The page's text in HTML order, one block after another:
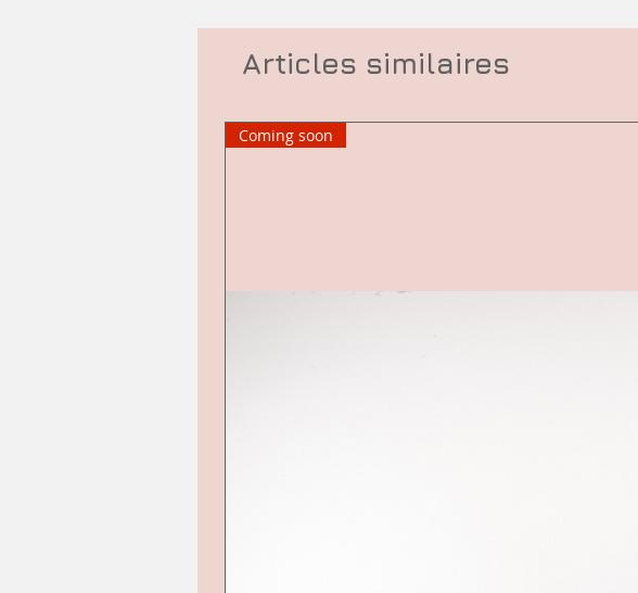
Articles similaires
Coming soon